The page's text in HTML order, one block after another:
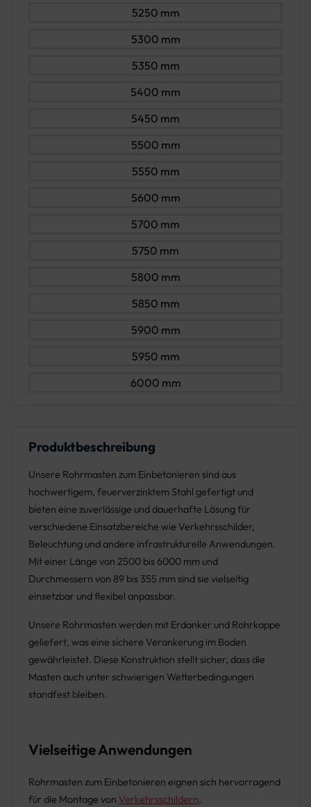
5250 mm
5300 mm
5350 mm
5400 mm
5450 mm
5500 mm
5550 mm
5600 mm
5700 mm
5750 mm
5800 mm
5850 mm
5900 mm
5950 mm
6000 mm
Produktbeschreibung
Unsere Rohrmasten zum Einbetonieren sind aus
hochwertigem, feuerverzinktem Stahl gefertigt und
bieten eine zuverlässige und dauerhafte Lösung für
verschiedene Einsatzbereiche wie Verkehrsschilder,
Beleuchtung und andere infrastrukturelle Anwendungen.
Mit einer Länge von 2500 bis 6000 mm und
Durchmessern von 89 bis 355 mm sind sie vielseitig
einsetzbar und flexibel anpassbar.
Unsere Rohrmasten werden mit Erdanker und Rohrkappe
geliefert, was eine sichere Verankerung im Boden
gewährleistet. Diese Konstruktion stellt sicher, dass die
Masten auch unter schwierigen Wetterbedingungen
standfest bleiben.
Vielseitige Anwendungen
Rohrmasten zum Einbetonieren eignen sich hervorragend
für die Montage von Verkehrsschildern,